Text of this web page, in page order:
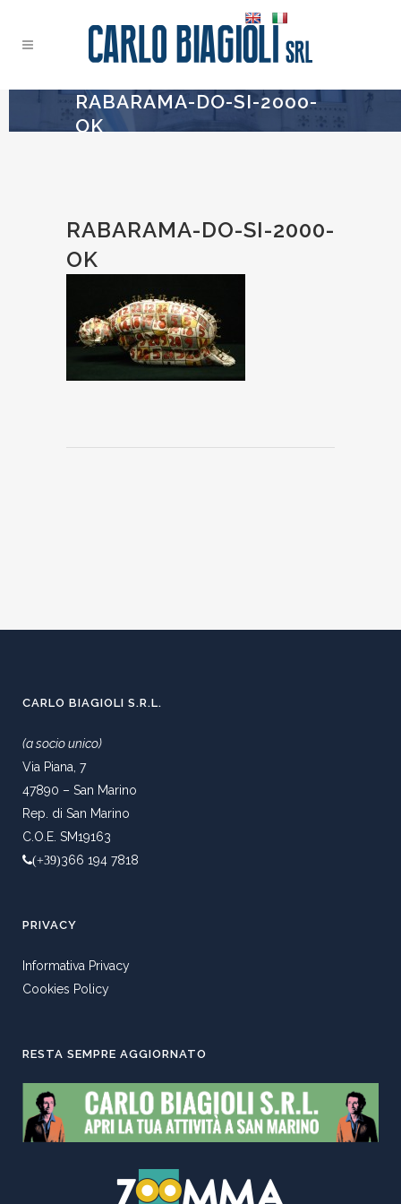
RABARAMA-DO-SI-2000-
OK
RABARAMA-DO-SI-2000-
OK
CARLO BIAGIOLI S.R.L.
(a socio unico)
Via Piana, 7
47890 – San Marino
Rep. di San Marino
C.O.E. SM19163
(+39)366 194 7818
PRIVACY
Informativa Privacy
Cookies Policy
RESTA SEMPRE AGGIORNATO